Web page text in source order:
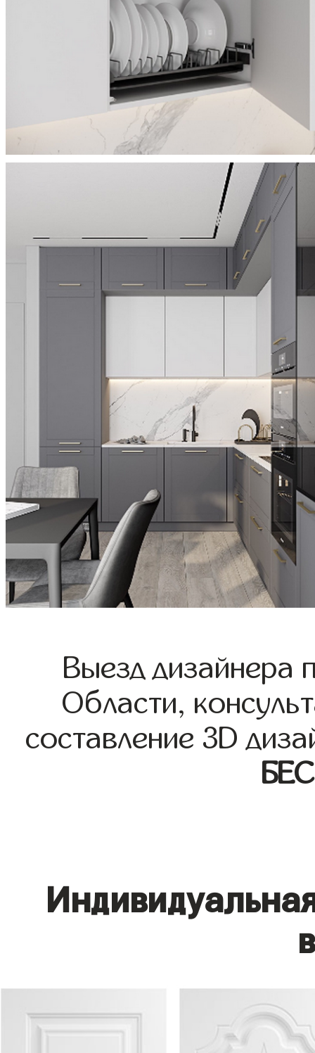
Выезд дизайнера
Области,
составление 3D